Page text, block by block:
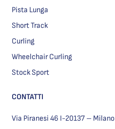
Pista Lunga
Short Track
Curling
Wheelchair Curling
Stock Sport
CONTATTI
Via Piranesi 46 I-20137 – Milano